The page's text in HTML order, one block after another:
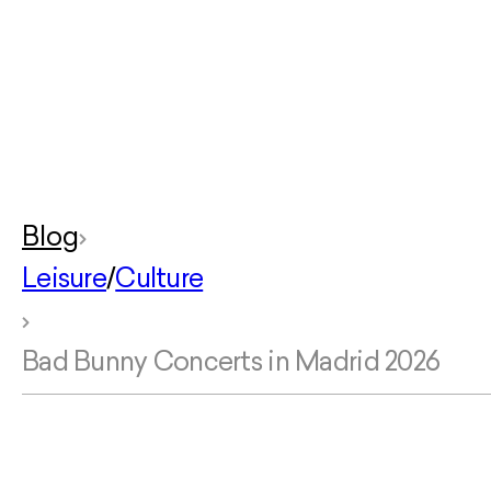
Blog
Leisure/Culture
Bad Bunny Concerts in Madrid 2026